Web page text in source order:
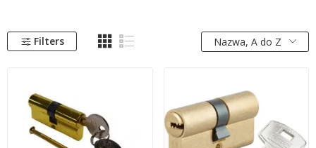
Filters Nazwa, A do Z